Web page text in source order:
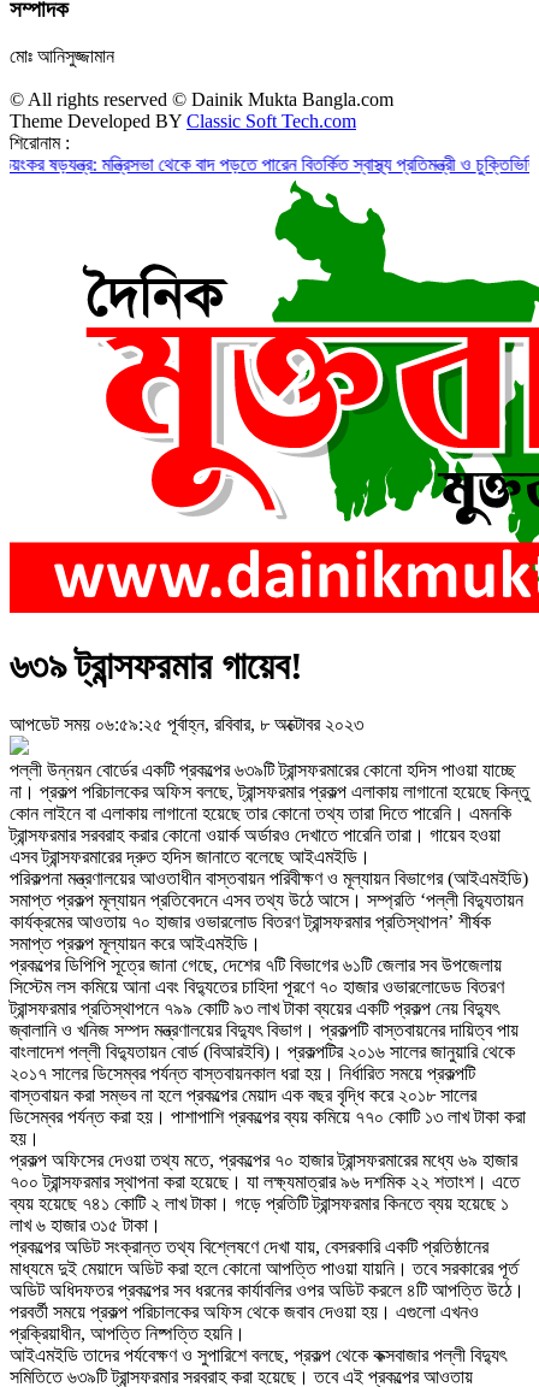
সম্পাদক
মোঃ আনিসুজ্জামান
© All rights reserved © Dainik Mukta Bangla.com
Theme Developed BY Classic Soft Tech.com
শিরোনাম :
মন্ত্রিসভা থেকে বাদ পড়তে পারেন বিতর্কিত স্বাস্থ্য প্রতিমন্ত্রী ও চুক্তিভিত্তিক সচিব!
৬৩৯ ট্রান্সফরমার গায়েব!
আপডেট সময় ০৬:৫৯:২৫ পূর্বাহ্ন, রবিবার, ৮ অক্টোবর ২০২৩
পল্লী উন্নয়ন বোর্ডের একটি প্রকল্পের ৬৩৯টি ট্রান্সফরমারের কোনো হদিস পাওয়া যাচ্ছে
না। প্রকল্প পরিচালকের অফিস বলছে, ট্রান্সফরমার প্রকল্প এলাকায় লাগানো হয়েছে কিন্তু
কোন লাইনে বা এলাকায় লাগানো হয়েছে তার কোনো তথ্য তারা দিতে পারেনি। এমনকি
ট্রান্সফরমার সরবরাহ করার কোনো ওয়ার্ক অর্ডারও দেখাতে পারেনি তারা। গায়েব হওয়া
এসব ট্রান্সফরমারের দ্রুত হদিস জানাতে বলেছে আইএমইডি।
পরিকল্পনা মন্ত্রণালয়ের আওতাধীন বাস্তবায়ন পরিবীক্ষণ ও মূল্যায়ন বিভাগের (আইএমইডি)
সমাপ্ত প্রকল্প মূল্যায়ন প্রতিবেদনে এসব তথ্য উঠে আসে। সম্প্রতি ‘পল্লী বিদ্যুতায়ন
কার্যক্রমের আওতায় ৭০ হাজার ওভারলোড বিতরণ ট্রান্সফরমার প্রতিস্থাপন’ শীর্ষক
সমাপ্ত প্রকল্প মূল্যায়ন করে আইএমইডি।
প্রকল্পের ডিপিপি সূত্রে জানা গেছে, দেশের ৭টি বিভাগের ৬১টি জেলার সব উপজেলায়
সিস্টেম লস কমিয়ে আনা এবং বিদ্যুতের চাহিদা পূরণে ৭০ হাজার ওভারলোডেড বিতরণ
ট্রান্সফরমার প্রতিস্থাপনে ৭৯৯ কোটি ৯৩ লাখ টাকা ব্যয়ের একটি প্রকল্প নেয় বিদ্যুৎ
জ্বালানি ও খনিজ সম্পদ মন্ত্রণালয়ের বিদ্যুৎ বিভাগ। প্রকল্পটি বাস্তবায়নের দায়িত্ব পায়
বাংলাদেশ পল্লী বিদ্যুতায়ন বোর্ড (বিআরইবি)। প্রকল্পটির ২০১৬ সালের জানুয়ারি থেকে
২০১৭ সালের ডিসেম্বর পর্যন্ত বাস্তবায়নকাল ধরা হয়। নির্ধারিত সময়ে প্রকল্পটি
বাস্তবায়ন করা সম্ভব না হলে প্রকল্পের মেয়াদ এক বছর বৃদ্ধি করে ২০১৮ সালের
ডিসেম্বর পর্যন্ত করা হয়। পাশাপাশি প্রকল্পের ব্যয় কমিয়ে ৭৭০ কোটি ১৩ লাখ টাকা করা
হয়।
প্রকল্প অফিসের দেওয়া তথ্য মতে, প্রকল্পের ৭০ হাজার ট্রান্সফরমারের মধ্যে ৬৯ হাজার
৭০০ ট্রান্সফরমার স্থাপনা করা হয়েছে। যা লক্ষ্যমাত্রার ৯৬ দশমিক ২২ শতাংশ। এতে
ব্যয় হয়েছে ৭৪১ কোটি ২ লাখ টাকা। গড়ে প্রতিটি ট্রান্সফরমার কিনতে ব্যয় হয়েছে ১
লাখ ৬ হাজার ৩১৫ টাকা।
প্রকল্পের অডিট সংক্রান্ত তথ্য বিশ্লেষণে দেখা যায়, বেসরকারি একটি প্রতিষ্ঠানের
মাধ্যমে দুই মেয়াদে অডিট করা হলে কোনো আপত্তি পাওয়া যায়নি। তবে সরকারের পূর্ত
অডিট অধিদফতর প্রকল্পের সব ধরনের কার্যাবলির ওপর অডিট করলে ৪টি আপত্তি উঠে।
পরবর্তী সময়ে প্রকল্প পরিচালকের অফিস থেকে জবাব দেওয়া হয়। এগুলো এখনও
প্রক্রিয়াধীন, আপত্তি নিষ্পত্তি হয়নি।
আইএমইডি তাদের পর্যবেক্ষণ ও সুপারিশে বলছে, প্রকল্প থেকে কক্সবাজার পল্লী বিদ্যুৎ
সমিতিতে ৬৩৯টি ট্রান্সফরমার সরবরাহ করা হয়েছে। তবে এই প্রকল্পের আওতায়